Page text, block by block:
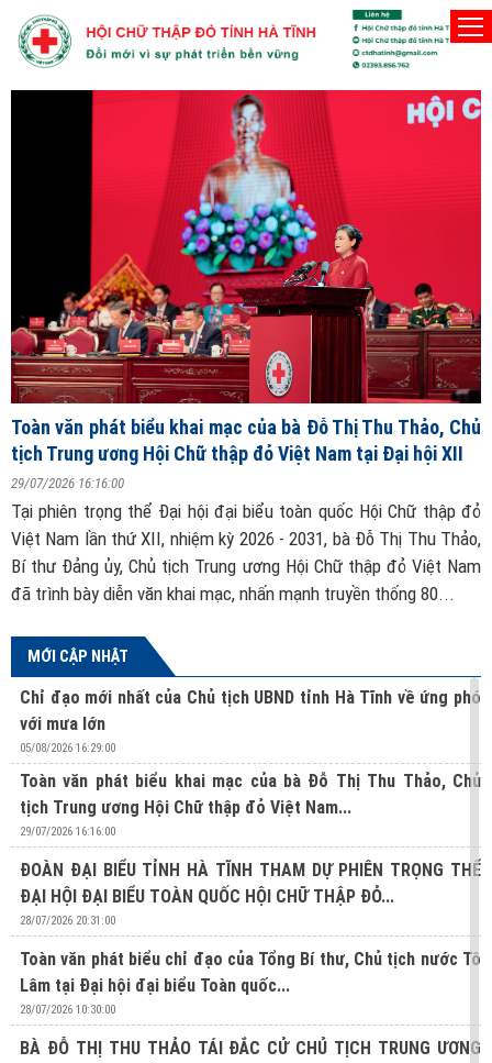
Thứ Bảy, 8/8/2026 Người Hội viên Hội Chữ thập đỏ phải thật
Toàn văn phát biểu khai mạc của bà Đỗ Thị Thu Thảo, Chủ
tịch Trung ương Hội Chữ thập đỏ Việt Nam tại Đại hội XII
29/07/2026 16:16:00
Tại phiên trọng thể Đại hội đại biểu toàn quốc Hội Chữ thập đỏ
Việt Nam lần thứ XII, nhiệm kỳ 2026 - 2031, bà Đỗ Thị Thu Thảo,
Bí thư Đảng ủy, Chủ tịch Trung ương Hội Chữ thập đỏ Việt Nam
đã trình bày diễn văn khai mạc, nhấn mạnh truyền thống 80...
MỚI CẬP NHẬT
Chỉ đạo mới nhất của Chủ tịch UBND tỉnh Hà Tĩnh về ứng phó
với mưa lớn
05/08/2026 16:29:00
Toàn văn phát biểu khai mạc của bà Đỗ Thị Thu Thảo, Chủ
tịch Trung ương Hội Chữ thập đỏ Việt Nam...
29/07/2026 16:16:00
ĐOÀN ĐẠI BIỂU TỈNH HÀ TĨNH THAM DỰ PHIÊN TRỌNG THỂ
ĐẠI HỘI ĐẠI BIỂU TOÀN QUỐC HỘI CHỮ THẬP ĐỎ...
28/07/2026 20:31:00
Toàn văn phát biểu chỉ đạo của Tổng Bí thư, Chủ tịch nước Tô
Lâm tại Đại hội đại biểu Toàn quốc...
28/07/2026 10:30:00
BÀ ĐỖ THỊ THU THẢO TÁI ĐẮC CỬ CHỦ TỊCH TRUNG ƯƠNG